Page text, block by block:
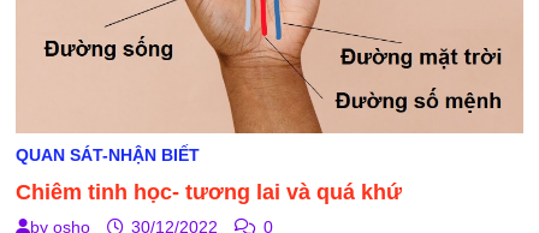
QUAN SÁT-NHẬN BIẾT
Chiêm tinh học- tương lai và quá khứ
by osho 30/12/2022 0